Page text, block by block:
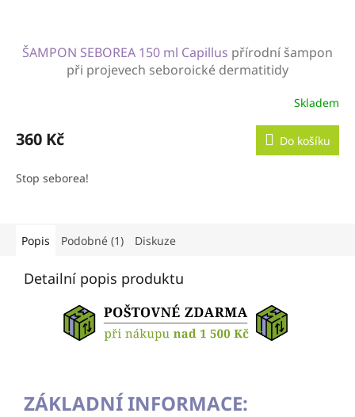
ŠAMPON SEBOREA 150 ml Capillus přírodní šampon
při projevech seboroické dermatitidy
Skladem
360 Kč Do košíku
Stop seborea!
Popis Podobné (1) Diskuze
Detailní popis produktu
ZÁKLADNÍ INFORMACE: